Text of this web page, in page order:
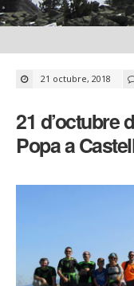
21 octubre, 2018
21 d’octubre
Popa a